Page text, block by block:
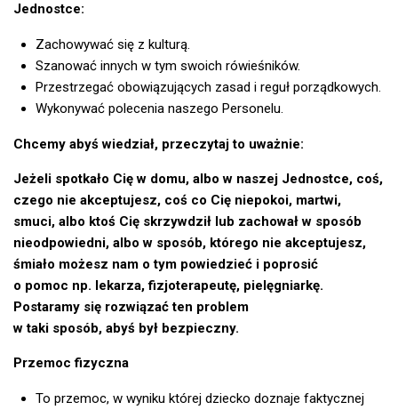
Jednostce:
Zachowywać się z kulturą.
Szanować innych w tym swoich rówieśników.
Przestrzegać obowiązujących zasad i reguł porządkowych.
Wykonywać polecenia naszego Personelu.
Chcemy abyś wiedział, przeczytaj to uważnie:
Jeżeli spotkało Cię w domu, albo w naszej Jednostce, coś,
czego nie akceptujesz, coś co Cię niepokoi, martwi,
smuci, albo ktoś Cię skrzywdził lub zachował w sposób
nieodpowiedni, albo w sposób, którego nie akceptujesz,
śmiało możesz nam o tym powiedzieć i poprosić
o pomoc np. lekarza, fizjoterapeutę, pielęgniarkę.
Postaramy się rozwiązać ten problem
w taki sposób, abyś był bezpieczny.
Przemoc fizyczna
To przemoc, w wyniku której dziecko doznaje faktycznej